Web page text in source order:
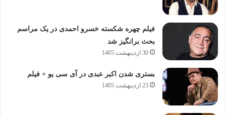
فیلم چهره شکسته خسرو احمدی در یک مراسم
بحث برانگیز شد
30 اردیبهشت 1405
بستری شدن اکبر عبدی در آی سی یو + فیلم
23 اردیبهشت 1405